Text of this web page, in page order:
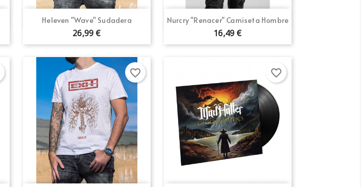
Heleven "Wave" Sudadera
26,99 €
 Vista rápida Nurcry "Renacer" Camiseta Hombre
16,49 €
Vista rápida
favorite_border favorite_border